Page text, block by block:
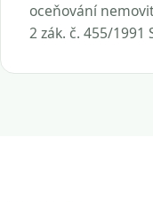
oceňování
2 zák. č. 455/1991